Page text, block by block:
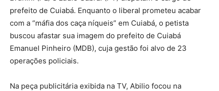
prefeito de Cuiabá. Enquanto o liberal prometeu acabar
com a “máfia dos caça níqueis” em Cuiabá, o petista
buscou afastar sua imagem do prefeito de Cuiabá
Emanuel Pinheiro (MDB), cuja gestão foi alvo de 23
operações policiais.
Na peça publicitária exibida na TV, Abilio focou na